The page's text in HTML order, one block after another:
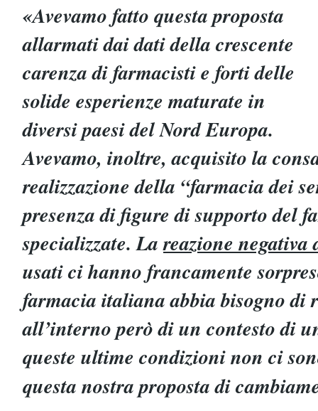
«Avevamo fatto questa proposta
allarmati dai dati della crescente
carenza di farmacisti e forti delle
solide esperienze maturate in
diversi paesi del Nord Europa.
Avevamo, inoltre, acquisito la
realizzazione della “farmacia dei
presenza di figure di supporto del
specializzate. Lareazione
usati ci hanno francamente
farmacia italiana abbia bisogno di
all’interno però di un contesto di
queste ultime condizioni non ci
questa nostra proposta di